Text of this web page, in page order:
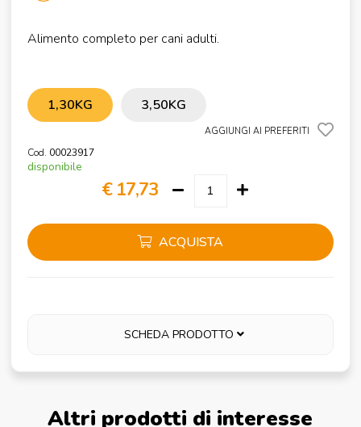
Alimento completo per cani adulti.
1,30KG 3,50KG
AGGIUNGI AI PREFERITI
Cod. 00023917
disponibile
€ 17,73
ACQUISTA
SCHEDA PRODOTTO
Altri prodotti di interesse